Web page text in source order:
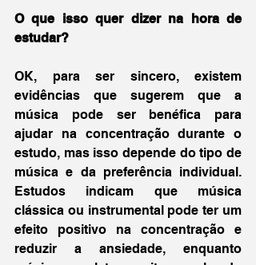
O que isso quer dizer na hora de
estudar?
OK, para ser sincero, existem
evidências que sugerem que a
música pode ser benéfica para
ajudar na concentração durante o
estudo, mas isso depende do tipo de
música e da preferência individual.
Estudos indicam que música
clássica ou instrumental pode ter um
efeito positivo na concentração e
reduzir a ansiedade, enquanto